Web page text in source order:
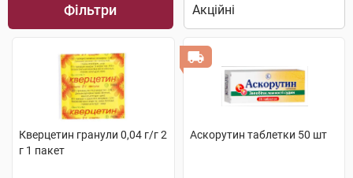
Фільтри
Кверцетин гранули 0,04 г/г 2
г 1 пакет
Аскорутин таблетки 50 шт